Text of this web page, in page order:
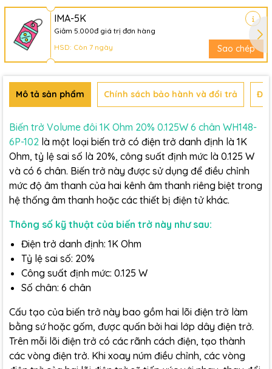
IMA-5K
Giảm 5.000đ giá trị đơn hàng
HSD: Còn 7 ngày
Sao chép
Mô tả sản phẩm Chính sách bảo hành và đổi trả
Biến trở Volume đôi 1K Ohm 20% 0.125W 6 chân WH148-
6P-102 là một loại biến trở có điện trở danh định là 1K
Ohm, tỷ lệ sai số là 20%, công suất định mức là 0.125 W
và có 6 chân. Biến trở này được sử dụng để điều chỉnh
mức độ âm thanh của hai kênh âm thanh riêng biệt trong
hệ thống âm thanh hoặc các thiết bị điện tử khác.
Thông số kỹ thuật của biến trở này như sau:
Điện trở danh định: 1K Ohm
Tỷ lệ sai số: 20%
Công suất định mức: 0.125 W
Số chân: 6 chân
Cấu tạo của biến trở này bao gồm hai lõi điện trở làm
bằng sứ hoặc gốm, được quấn bởi hai lớp dây điện trở.
Trên mỗi lõi điện trở có các rãnh cách điện, tạo thành
các vòng điện trở. Khi xoay núm điều chỉnh, các vòng